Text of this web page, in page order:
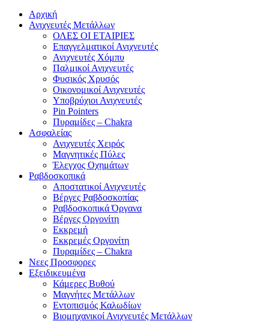
Αρχική
Ανιχνευτές Μετάλλων
ΟΛΕΣ ΟΙ ΕΤΑΙΡΙΕΣ
Επαγγελματικοί Ανιχνευτές
Ανιχνευτές Χόμπυ
Παλμικοί Ανιχνευτές
Φυσικός Χρυσός
Οικονομικοί Ανιχνευτές
Υποβρύχιοι Ανιχνευτές
Pin Pointers
Πυραμίδες – Chakra
Ασφαλείας
Ανιχνευτές Χειρός
Μαγνητικές Πύλες
Έλεγχος Οχημάτων
Ραβδοσκοπικά
Αποστατικοί Ανιχνευτές
Βέργες Ραβδοσκοπίας
Ραβδοσκοπικά Όργανα
Βέργες Οργονίτη
Εκκρεμή
Εκκρεμές Οργονίτη
Πυραμίδες – Chakra
Νεες Προσφορες
Εξειδικευμένα
Κάμερες Βυθού
Μαγνήτες Μετάλλων
Εντοπισμός Καλωδίων
Βιομηχανικοί Ανιχνευτές Μετάλλων